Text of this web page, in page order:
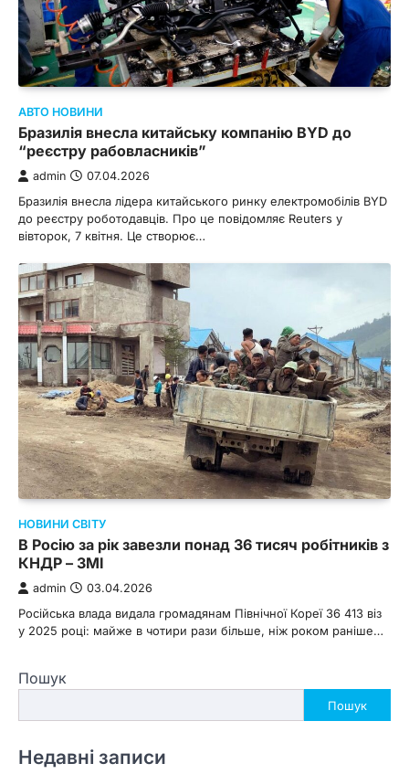
АВТО НОВИНИ
Бразилія внесла китайську компанію ВYD до
“реєстру рабовласників”
admin 07.04.2026
Бразилія внесла лідера китайського ринку електромобілів BYD
до реєстру роботодавців. Про це повідомляє Reuters у
вівторок, 7 квітня. Це створює…
НОВИНИ СВІТУ
В Росію за рік завезли понад 36 тисяч робітників з
КНДР – ЗМІ
admin 03.04.2026
Російська влада видала громадянам Північної Кореї 36 413 віз
у 2025 році: майже в чотири рази більше, ніж роком раніше…
Пошук
Пошук
Недавні записи